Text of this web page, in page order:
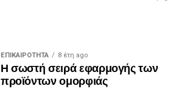
ΕΠΙΚΑΙΡΟΤΗΤΑ 8 έτη ago
Η σωστή σειρά εφαρμογής των
προϊόντων ομορφιάς